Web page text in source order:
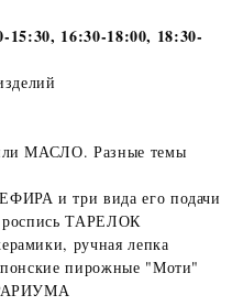
15:30, 16:30-18:00, 18:30-
МАСЛО. Разные темы
и три вида его подачи
ТАРЕЛОК
ручная лепка
пирожные "Моти"